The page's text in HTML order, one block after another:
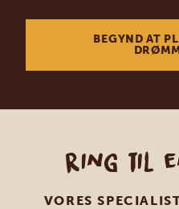
BEGYND AT
Ring til
VORES